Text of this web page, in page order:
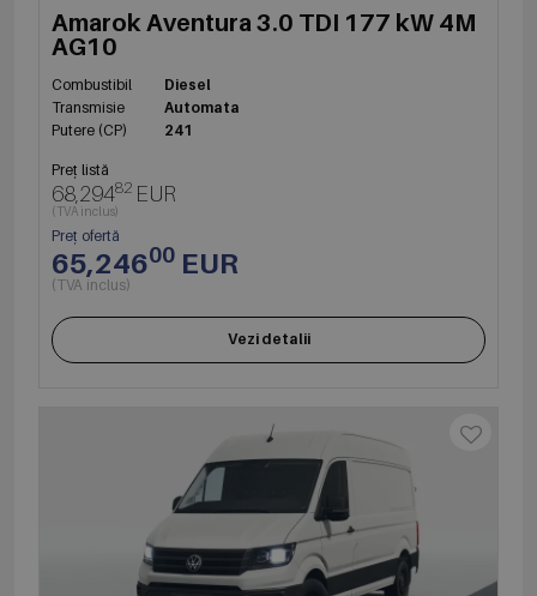
Amarok Aventura 3.0 TDI 177 kW 4M
AG10
Combustibil
Diesel
Transmisie
Automata
Putere (CP)
241
Preț listă
68,29482 EUR
(TVA inclus)
Preț ofertă
65,24600 EUR
(TVA inclus)
Vezi detalii